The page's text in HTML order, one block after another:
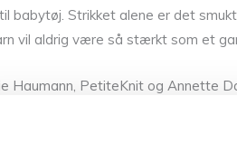
babytøj. Strikket alene er det
vil aldrig være så stærkt som et
Haumann, PetiteKnit og Annette
anbefaler vi forskellig